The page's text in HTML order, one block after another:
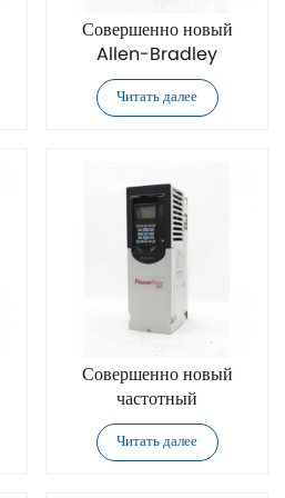
Совершенно новый
Allen-Bradley
20F11GC072AA0NNNNN
частотный
Читать далее
Совершенно новый
частотный
преобразователь
переменного тока Allen-
Читать далее